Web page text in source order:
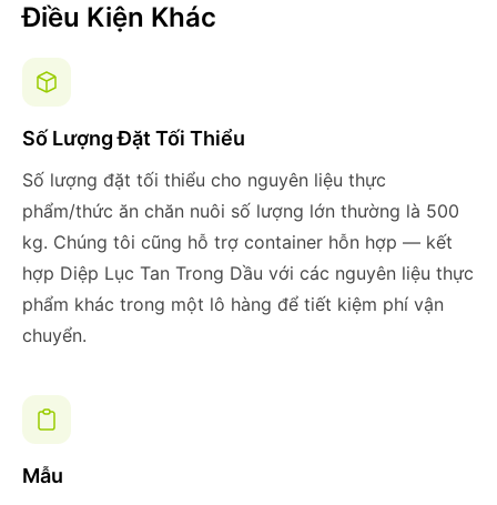
Điều Kiện Khác
Số Lượng Đặt Tối Thiểu
Số lượng đặt tối thiểu cho nguyên liệu thực
phẩm/thức ăn chăn nuôi số lượng lớn thường là 500
kg. Chúng tôi cũng hỗ trợ container hỗn hợp — kết
hợp Diệp Lục Tan Trong Dầu với các nguyên liệu thực
phẩm khác trong một lô hàng để tiết kiệm phí vận
chuyển.
Mẫu